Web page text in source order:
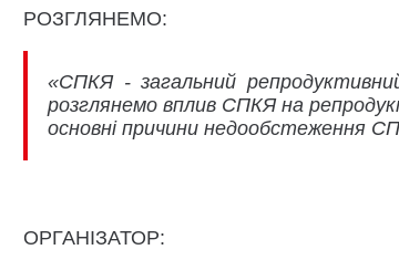
РОЗГЛЯНЕМО:
«СПКЯ - загальний
розглянемо вплив СПКЯ на
основні причини недообстеження
ОРГАНІЗАТОР: